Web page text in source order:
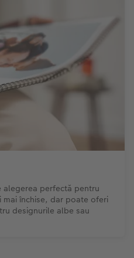
alegerea perfectă pentru
închise, dar poate oferi
designurile albe sau